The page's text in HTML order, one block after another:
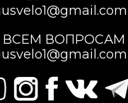
ВСЕМ ВОПРОСАМ